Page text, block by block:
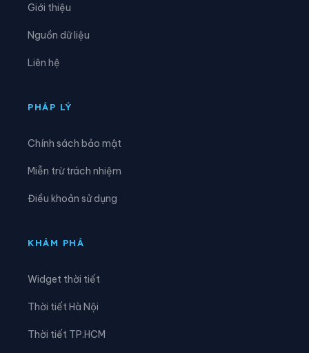
Xã Giồng Riềng
Xã Kiên Lương
Giới thiệu
Nguồn dữ liệu
Liên hệ
PHÁP LÝ
Chính sách bảo mật
Miễn trừ trách nhiệm
Điều khoản sử dụng
KHÁM PHÁ
Widget thời tiết
Thời tiết Hà Nội
Thời tiết TP.HCM